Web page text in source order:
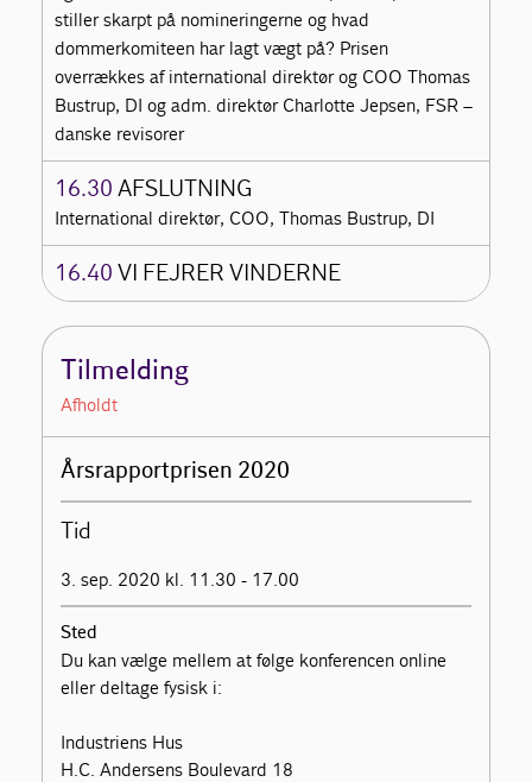
stiller skarpt på nomineringerne og hvad
dommerkomiteen har lagt vægt på? Prisen
overrækkes af international direktør og COO Thomas
Bustrup, DI og adm. direktør Charlotte Jepsen, FSR –
danske revisorer
16.30 AFSLUTNING
International direktør, COO, Thomas Bustrup, DI
16.40 VI FEJRER VINDERNE
Tilmelding
Afholdt
Årsrapportprisen 2020
Tid
3. sep. 2020 kl. 11.30 - 17.00
Sted
Du kan vælge mellem at følge konferencen online
eller deltage fysisk i:
Industriens Hus
H.C. Andersens Boulevard 18